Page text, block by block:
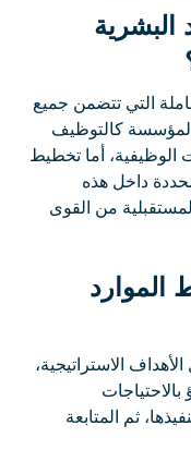
البشرية
التي تتضمن جميع
المؤسسة كالتوظيف
الوظيفية، أما تخطيط
داخل هذه
من القوى
الاستراتيجية،
بالاحتياجات
ثم المتابعة